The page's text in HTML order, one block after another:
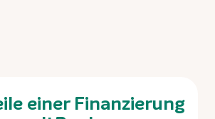
einer Finanzierung